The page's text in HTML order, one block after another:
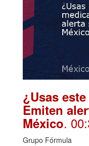
¿Usas
Emiten
México.
Grupo Fórmula